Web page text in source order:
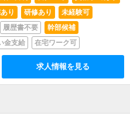
り 研修あり
未経験可
履歴書不要
幹部候補
金支給 在宅ワーク可
求人情報を見る